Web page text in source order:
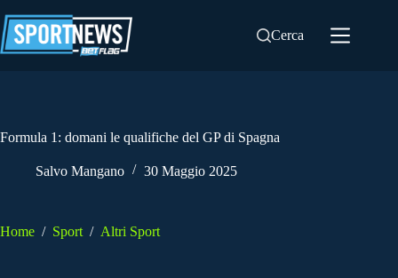
al
contenuto
Cerca
Formula 1: domani le qualifiche del GP di Spagna
Salvo Mangano 30 Maggio 2025
Home / Sport / Altri Sport